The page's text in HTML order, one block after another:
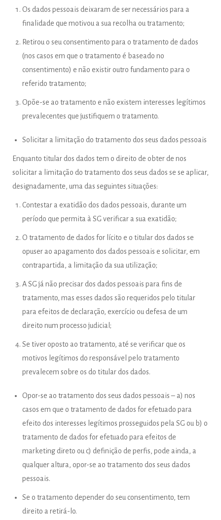
Os dados pessoais deixaram de ser necessários para a
finalidade que motivou a sua recolha ou tratamento;
Retirou o seu consentimento para o tratamento de dados
(nos casos em que o tratamento é baseado no
consentimento) e não existir outro fundamento para o
referido tratamento;
Opõe-se ao tratamento e não existem interesses legítimos
prevalecentes que justifiquem o tratamento.
Solicitar a limitação do tratamento dos seus dados pessoais
Enquanto titular dos dados tem o direito de obter de nos
solicitar a limitação do tratamento dos seus dados se se aplicar,
designadamente, uma das seguintes situações:
Contestar a exatidão dos dados pessoais, durante um
período que permita à SG verificar a sua exatidão;
O tratamento de dados for lícito e o titular dos dados se
opuser ao apagamento dos dados pessoais e solicitar, em
contrapartida, a limitação da sua utilização;
A SG já não precisar dos dados pessoais para fins de
tratamento, mas esses dados são requeridos pelo titular
para efeitos de declaração, exercício ou defesa de um
direito num processo judicial;
Se tiver oposto ao tratamento, até se verificar que os
motivos legítimos do responsável pelo tratamento
prevalecem sobre os do titular dos dados.
Opor-se ao tratamento dos seus dados pessoais – a) nos
casos em que o tratamento de dados for efetuado para
efeito dos interesses legítimos prosseguidos pela SG ou b) o
tratamento de dados for efetuado para efeitos de
marketing direto ou c) definição de perfis, pode ainda, a
qualquer altura, opor-se ao tratamento dos seus dados
pessoais.
Se o tratamento depender do seu consentimento, tem
direito a retirá-lo.